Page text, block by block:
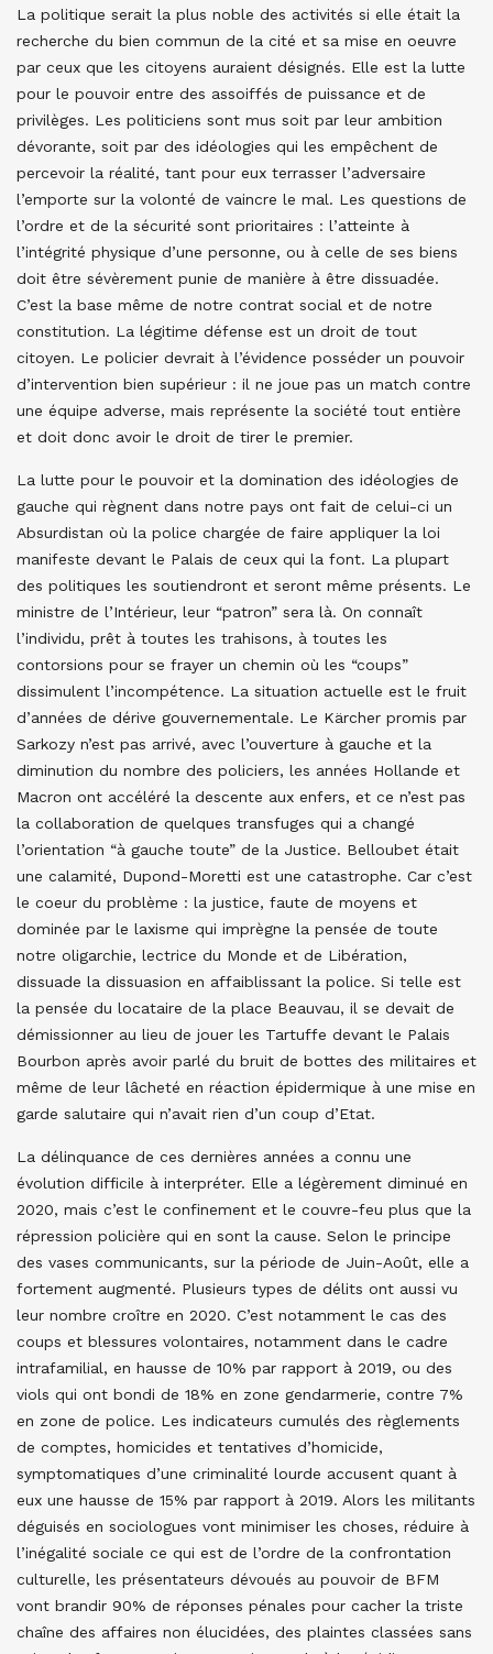
La politique serait la plus noble des activités si elle était la
recherche du bien commun de la cité et sa mise en oeuvre
par ceux que les citoyens auraient désignés. Elle est la lutte
pour le pouvoir entre des assoiffés de puissance et de
privilèges. Les politiciens sont mus soit par leur ambition
dévorante, soit par des idéologies qui les empêchent de
percevoir la réalité, tant pour eux terrasser l’adversaire
l’emporte sur la volonté de vaincre le mal. Les questions de
l’ordre et de la sécurité sont prioritaires : l’atteinte à
l’intégrité physique d’une personne, ou à celle de ses biens
doit être sévèrement punie de manière à être dissuadée.
C’est la base même de notre contrat social et de notre
constitution. La légitime défense est un droit de tout
citoyen. Le policier devrait à l’évidence posséder un pouvoir
d’intervention bien supérieur : il ne joue pas un match contre
une équipe adverse, mais représente la société tout entière
et doit donc avoir le droit de tirer le premier.
La lutte pour le pouvoir et la domination des idéologies de
gauche qui règnent dans notre pays ont fait de celui-ci un
Absurdistan où la police chargée de faire appliquer la loi
manifeste devant le Palais de ceux qui la font. La plupart
des politiques les soutiendront et seront même présents. Le
ministre de l’Intérieur, leur “patron” sera là. On connaît
l’individu, prêt à toutes les trahisons, à toutes les
contorsions pour se frayer un chemin où les “coups”
dissimulent l’incompétence. La situation actuelle est le fruit
d’années de dérive gouvernementale. Le Kärcher promis par
Sarkozy n’est pas arrivé, avec l’ouverture à gauche et la
diminution du nombre des policiers, les années Hollande et
Macron ont accéléré la descente aux enfers, et ce n’est pas
la collaboration de quelques transfuges qui a changé
l’orientation “à gauche toute” de la Justice. Belloubet était
une calamité, Dupond-Moretti est une catastrophe. Car c’est
le coeur du problème : la justice, faute de moyens et
dominée par le laxisme qui imprègne la pensée de toute
notre oligarchie, lectrice du Monde et de Libération,
dissuade la dissuasion en affaiblissant la police. Si telle est
la pensée du locataire de la place Beauvau, il se devait de
démissionner au lieu de jouer les Tartuffe devant le Palais
Bourbon après avoir parlé du bruit de bottes des militaires et
même de leur lâcheté en réaction épidermique à une mise en
garde salutaire qui n’avait rien d’un coup d’Etat.
La délinquance de ces dernières années a connu une
évolution difficile à interpréter. Elle a légèrement diminué en
2020, mais c’est le confinement et le couvre-feu plus que la
répression policière qui en sont la cause. Selon le principe
des vases communicants, sur la période de Juin-Août, elle a
fortement augmenté. Plusieurs types de délits ont aussi vu
leur nombre croître en 2020. C’est notamment le cas des
coups et blessures volontaires, notamment dans le cadre
intrafamilial, en hausse de 10% par rapport à 2019, ou des
viols qui ont bondi de 18% en zone gendarmerie, contre 7%
en zone de police. Les indicateurs cumulés des règlements
de comptes, homicides et tentatives d’homicide,
symptomatiques d’une criminalité lourde accusent quant à
eux une hausse de 15% par rapport à 2019. Alors les militants
déguisés en sociologues vont minimiser les choses, réduire à
l’inégalité sociale ce qui est de l’ordre de la confrontation
culturelle, les présentateurs dévoués au pouvoir de BFM
vont brandir 90% de réponses pénales pour cacher la triste
chaîne des affaires non élucidées, des plaintes classées sans